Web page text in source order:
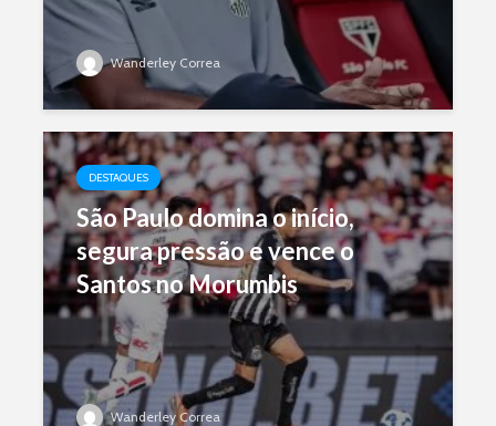
Wanderley Correa
DESTAQUES
São Paulo domina o início,
segura pressão e vence o
Santos no Morumbis
Wanderley Correa